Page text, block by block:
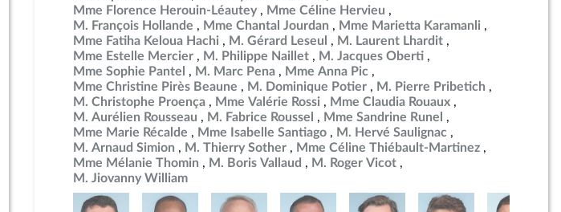
18 octobre 2024
19 octobre 2024
19 octobre 2024
15 octobre 2024
18 octobre 2024
Mme Florence Herouin-Léautey
Mme Céline Hervieu
M. François Hollande
Mme Chantal Jourdan
Mme Marietta Karamanli
Mme Fatiha Keloua Hachi
M. Gérard Leseul
M. Laurent Lhardit
Mme Estelle Mercier
M. Philippe Naillet
M. Jacques Oberti
Mme Sophie Pantel
M. Marc Pena
Mme Anna Pic
Mme Christine Pirès Beaune
M. Dominique Potier
M. Pierre Pribetich
M. Christophe Proença
Mme Valérie Rossi
Mme Claudia Rouaux
M. Aurélien Rousseau
M. Fabrice Roussel
Mme Sandrine Runel
Mme Marie Récalde
Mme Isabelle Santiago
M. Hervé Saulignac
M. Arnaud Simion
M. Thierry Sother
Mme Céline Thiébault-Martinez
Mme Mélanie Thomin
M. Boris Vallaud
M. Roger Vicot
M. Jiovanny William